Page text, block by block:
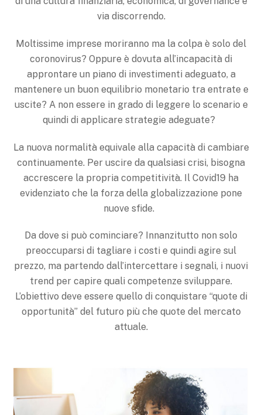
via discorrendo.
Moltissime imprese moriranno ma la colpa è solo del
coronovirus? Oppure è dovuta all’incapacità di
approntare un piano di investimenti adeguato, a
mantenere un buon equilibrio monetario tra entrate e
uscite? A non essere in grado di leggere lo scenario e
quindi di applicare strategie adeguate?
La nuova normalità equivale alla capacità di cambiare
continuamente. Per uscire da qualsiasi crisi, bisogna
accrescere la propria competitività. Il Covid19 ha
evidenziato che la forza della globalizzazione pone
nuove sfide.
Da dove si può cominciare? Innanzitutto non solo
preoccuparsi di tagliare i costi e quindi agire sul
prezzo, ma partendo dall’intercettare i segnali, i nuovi
trend per capire quali competenze sviluppare.
L’obiettivo deve essere quello di conquistare “quote di
opportunità” del futuro più che quote del mercato
attuale.